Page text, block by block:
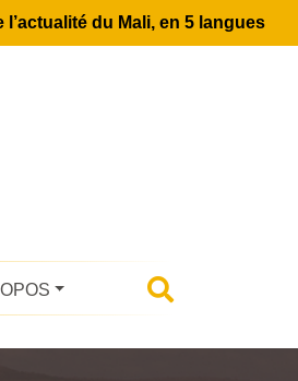
du Mali, en 5 langues